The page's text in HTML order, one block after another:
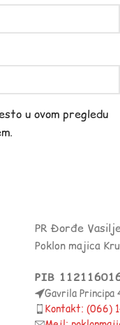
u ovom pregledu
PR Đorđe
Poklon majica
PIB
Gavrila Principa
Kontakt: (066)